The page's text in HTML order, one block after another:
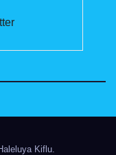
Kiflu